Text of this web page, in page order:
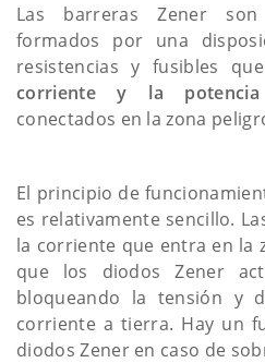
Las barreras Zener son
formados por una
resistencias y fusibles que
corriente y la potencia
conectados en la zona
El principio de
es relativamente sencillo.
la corriente que entra en la
que los diodos Zener
bloqueando la tensión y
corriente a tierra. Hay un
diodos Zener en caso de